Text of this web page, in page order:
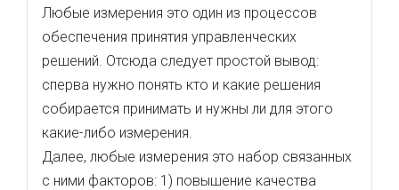
Любые измерения это один из процессов
обеспечения принятия управленческих
решений. Отсюда следует простой вывод:
сперва нужно понять кто и какие решения
собирается принимать и нужны ли для этого
какие-либо измерения.
Далее, любые измерения это набор связанных
с ними факторов: 1) повышение качества